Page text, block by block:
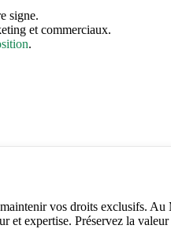
signe.
et commerciaux.
.
vos droits exclusifs.
et expertise. Préservez la